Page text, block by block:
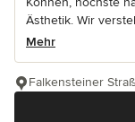
Ästhetik. Wir
Mehr
Falkensteiner